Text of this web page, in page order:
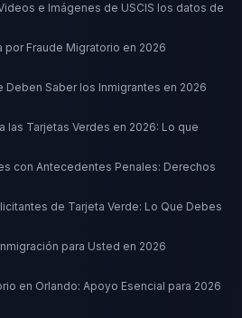
e Imágenes de USCIS los datos de
por Fraude Migratorio en 2026
Deben Saber los Inmigrantes en 2026
las Tarjetas Verdes en 2026: Lo que
con Antecedentes Penales: Derechos
de Tarjeta Verde: Lo Que Debes
para Usted en 2026
en Orlando: Apoyo Esencial para 2026